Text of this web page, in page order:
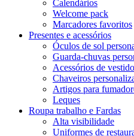
Calendários
Welcome pack
Marcadores favoritos
Presentes e acessórios
Óculos de sol
Guarda-chuvas
Acessórios de vestido
Chaveiros
Artigos para
Leques
Roupa trabalho e Fardas
Alta visibilidade
Uniformes de